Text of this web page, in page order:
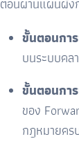
ขั้นตอนกา
บนระบบคล
ขั้นตอนกา
ของ
กฎหมายคร